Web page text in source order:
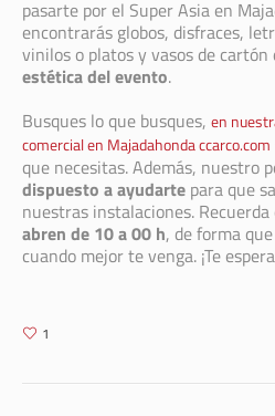
pasarte por el Super Asia en
encontrarás globos, disfraces,
vinilos o platos y vasos de
estética del evento.
Busques lo que busques, en
comercial en Majadahonda ccarco.com
que necesitas. Además, nuestro
dispuesto a ayudarte para que
nuestras instalaciones.
abren de 10 a 00 h, de forma
cuando mejor te venga. ¡Te
1